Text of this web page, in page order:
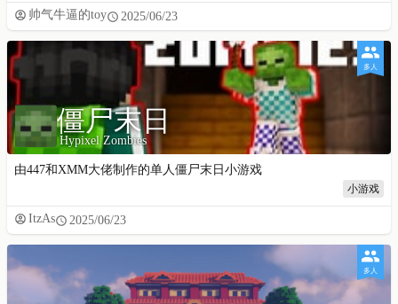
帅气牛逼的toy 2025/06/23
多人
僵尸末日
Hypixel Zombies
由447和XMM大佬制作的单人僵尸末日小游戏
小游戏
ItzAs 2025/06/23
多人